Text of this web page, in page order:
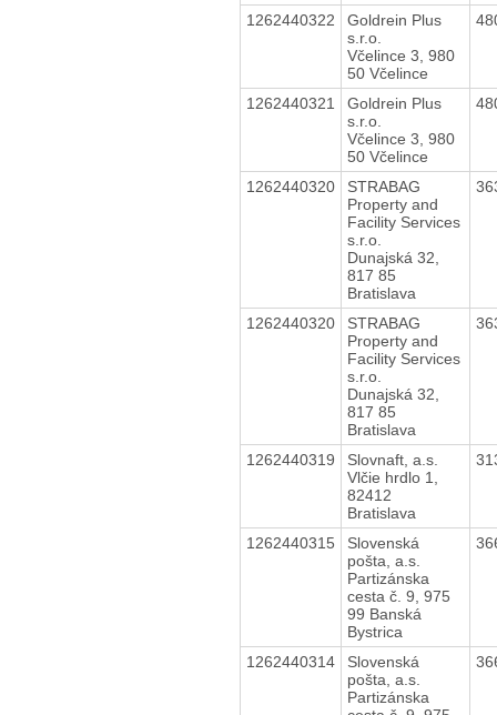
1262440322
Goldrein Plus
s.r.o.
Včelince 3, 980
50 Včelince
1262440321
Goldrein Plus
s.r.o.
Včelince 3, 980
50 Včelince
1262440320
STRABAG
Property and
Facility Services
s.r.o.
Dunajská 32,
817 85
Bratislava
1262440320
STRABAG
Property and
Facility Services
s.r.o.
Dunajská 32,
817 85
Bratislava
1262440319
Slovnaft, a.s.
Vlčie hrdlo 1,
82412
Bratislava
1262440315
Slovenská
pošta, a.s.
Partizánska
cesta č. 9, 975
99 Banská
Bystrica
1262440314
Slovenská
pošta, a.s.
Partizánska